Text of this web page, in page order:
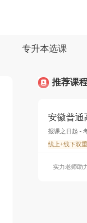
专升本选课
推荐课
安徽普通
报课之日起 -
线上+线下双
实力老师助